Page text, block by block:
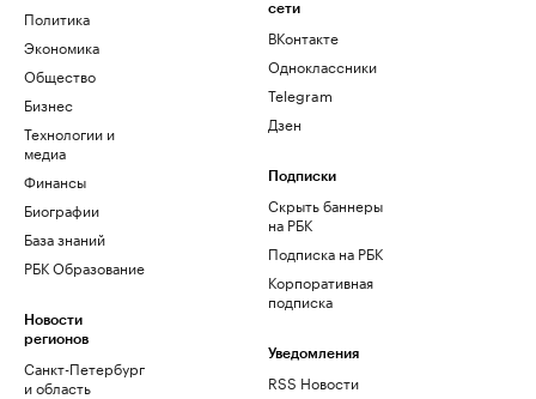
Политика
Экономика
Общество
Бизнес
Технологии и
медиа
Финансы
Биографии
База знаний
РБК Образование
Новости
регионов
Санкт-Петербург
и область
сети
ВКонтакте
Одноклассники
Telegram
Дзен
Подписки
Скрыть баннеры
на РБК
Подписка на РБК
Корпоративная
подписка
Уведомления
RSS Новости